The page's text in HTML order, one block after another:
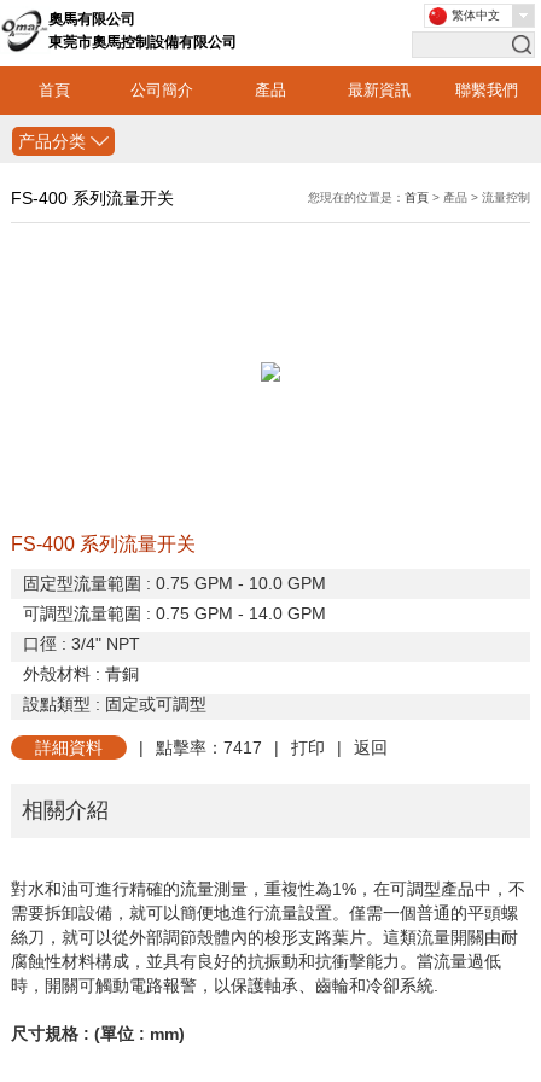
奧馬有限公司
東莞市奧馬控制設備有限公司
首頁 公司簡介 產品 最新資訊 聯繫我們
繁体中文
产品分类
FS-400 系列流量开关 您現在的位置是：首頁 > 產品 > 流量控制
FS-400 系列流量开关
固定型流量範圍 : 0.75 GPM - 10.0 GPM
可調型流量範圍 : 0.75 GPM - 14.0 GPM
口徑 : 3/4" NPT
外殼材料: 青銅
設點類型 : 固定或可調型
詳細資料 | 點擊率：7417 | 打印 | 返回
相關介紹
對水和油可進行精確的流量測量，重複性為1%，在可調型產品中，不
需要拆卸設備，就可以簡便地進行流量設置。僅需一個普通的平頭螺
絲刀，就可以從外部調節殼體內的梭形支路葉片。這類流量開關由耐
腐蝕性材料構成，並具有良好的抗振動和抗衝擊能力。當流量過低
時，開關可觸動電路報警，以保護軸承、齒輪和冷卻系統.
尺寸規格: (單位: mm)